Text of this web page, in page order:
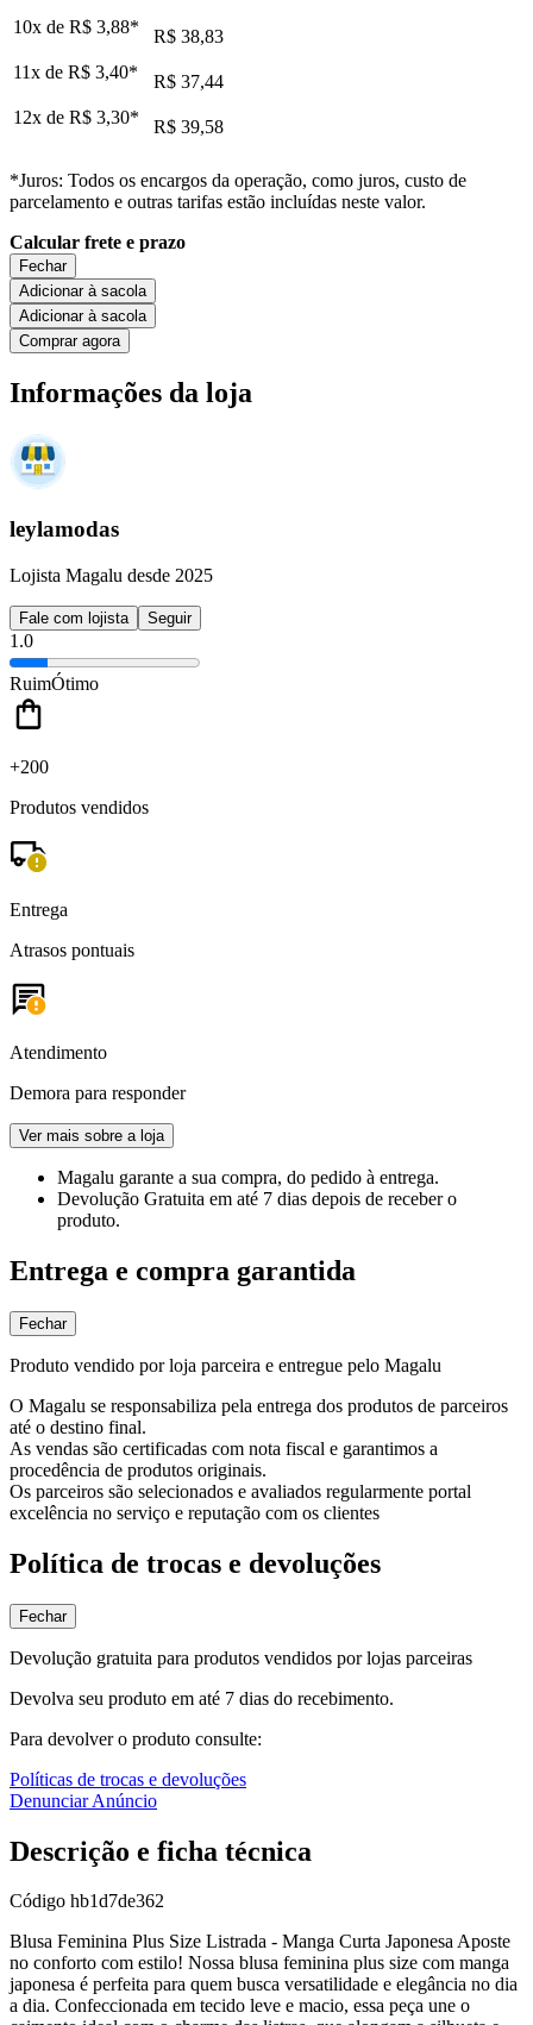
10x de R$ 3,88*
R$ 38,83
11x de R$ 3,40*
R$ 37,44
12x de R$ 3,30* R$ 39,58
*Juros: Todos os encargos da operação, como juros, custo de
parcelamento e outras tarifas estão incluídas neste valor.
Calcular frete e prazo
Fechar
Adicionar à sacola
Adicionar à sacola
Comprar agora
Informações da loja
leylamodas
Lojista Magalu desde 2025
Fale com lojista Seguir
1.0
RuimÓtimo
+200
Produtos vendidos
Entrega
Atrasos pontuais
Atendimento
Demora para responder
Ver mais sobre a loja
Magalu garante a sua compra, do pedido à entrega.
Devolução Gratuita em até 7 dias depois de receber o
produto.
Entrega e compra garantida
Fechar
Produto vendido por loja parceira e entregue pelo Magalu
O Magalu se responsabiliza pela entrega dos produtos de parceiros
até o destino final.
As vendas são certificadas com nota fiscal e garantimos a
procedência de produtos originais.
Os parceiros são selecionados e avaliados regularmente portal
excelência no serviço e reputação com os clientes
Política de trocas e devoluções
Fechar
Devolução gratuita para produtos vendidos por lojas parceiras
Devolva seu produto em até 7 dias do recebimento.
Para devolver o produto consulte:
Políticas de trocas e devoluções
Denunciar Anúncio
Descrição e ficha técnica
Código hb1d7de362
Blusa Feminina Plus Size Listrada - Manga Curta Japonesa Aposte
no conforto com estilo! Nossa blusa feminina plus size com manga
japonesa é perfeita para quem busca versatilidade e elegância no dia
a dia. Confeccionada em tecido leve e macio, essa peça une o